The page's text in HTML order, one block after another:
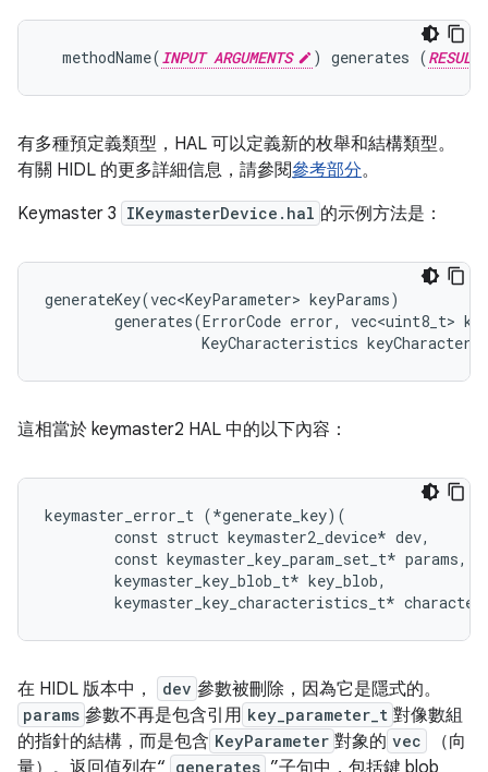
  methodName(
INPUT ARGUMENTS ) generates (RESULT
有多種預定義類型，HAL 可以定義新的枚舉和結構類型。
有關 HIDL 的更多詳細信息，請參閱參考部分。
Keymaster 3 IKeymasterDevice.hal 的示例方法是：
generateKey(vec<KeyParameter> keyParams)
generates(ErrorCode error, vec<uint8_t>
KeyCharacteristics
這相當於 keymaster2 HAL 中的以下內容：
keymaster_error_t (*generate_key)(
        const struct keymaster2_device* dev,
        const keymaster_key_param_set_t* params,
        keymaster_key_blob_t* key_blob,
在 HIDL 版本中， dev 參數被刪除，因為它是隱式的。
params 參數不再是包含引用 key_parameter_t 對像數組
的指針的結構，而是包含 KeyParameter 對象的 vec
（向
量）。返回值列在“ generates ”子句中，包括鍵 blob